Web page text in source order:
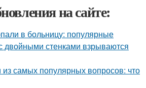
на сайте:
в больницу: популярные
двойными стенками взрываются
самых популярных вопросов: что